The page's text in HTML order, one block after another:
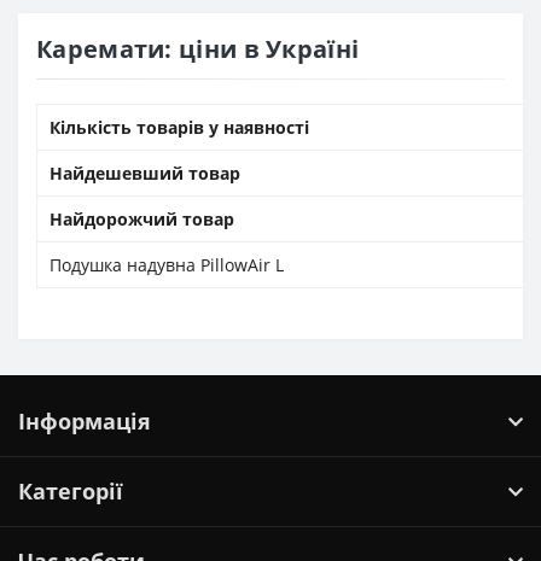
Каремати: ціни в Україні
Кількість товарів у наявності
Найдешевший товар
Найдорожчий товар
Подушка надувна PillowAir L
Інформація
Категорії